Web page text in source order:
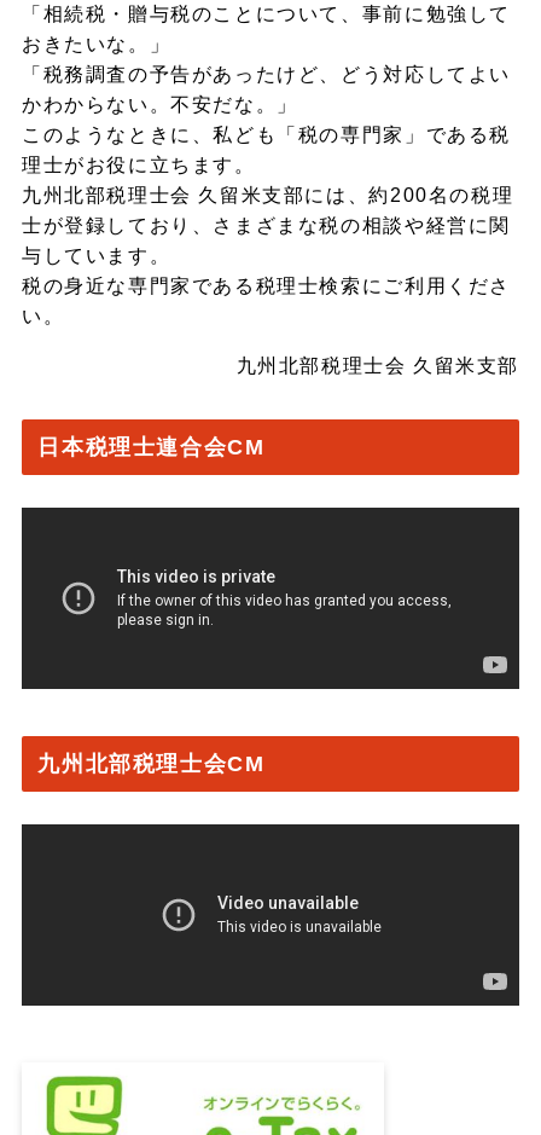
「相続税・贈与税のことについて、事前に勉強して
おきたいな。」
「税務調査の予告があったけど、どう対応してよい
かわからない。不安だな。」
このようなときに、私ども「税の専門家」である税
理士がお役に立ちます。
九州北部税理士会 久留米支部には、約200名の税理
士が登録しており、さまざまな税の相談や経営に関
与しています。
税の身近な専門家である税理士検索にご利用くださ
い。
九州北部税理士会 久留米支部
日本税理士連合会CM
九州北部税理士会CM